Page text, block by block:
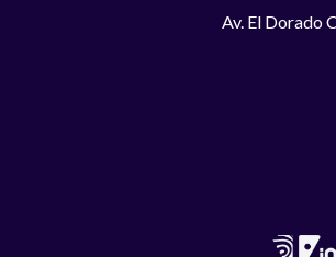
Av. El Dorado